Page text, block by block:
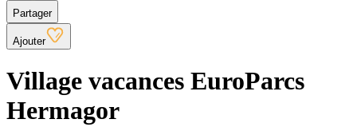
Partager
Ajouter
Village vacances EuroParcs
Hermagor